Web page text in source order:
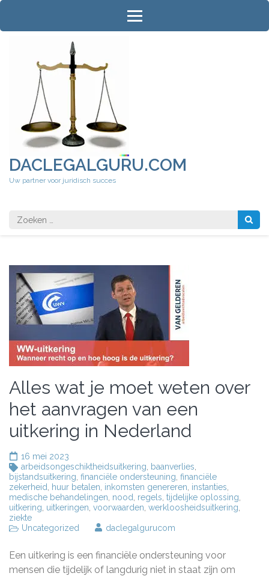
Ga
inhoud
DACLEGALGURU.COM
Uw partner voor juridisch succes
Zoeken
naar:
Alles wat je moet weten over
het aanvragen van een
uitkering in Nederland
16 mei 2023
arbeidsongeschiktheidsuitkering
baanverlies
bijstandsuitkering financiële ondersteuning financiële
zekerheid
huur betalen inkomsten genereren instanties
medische behandelingen nood regels tijdelijke oplossing
uitkering uitkeringen voorwaarden werkloosheidsuitkering
ziekte
Uncategorized
daclegalgurucom
Een uitkering is een financiële ondersteuning voor
mensen die tijdelijk of langdurig niet in staat zijn om